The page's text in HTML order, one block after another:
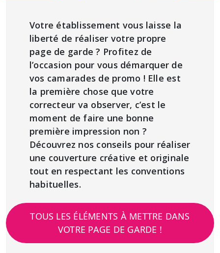
Votre établissement vous laisse la
liberté de réaliser votre propre
page de garde ? Profitez de
l’occasion pour vous démarquer de
vos camarades de promo ! Elle est
la première chose que votre
correcteur va observer, c’est le
moment de faire une bonne
première impression non ?
Découvrez nos conseils pour réaliser
une couverture créative et originale
tout en respectant les conventions
habituelles.
TOUS LES ÉLÉMENTS À METTRE DANS
VOTRE PAGE DE GARDE !